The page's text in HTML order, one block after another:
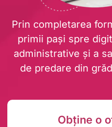
Prin completarea
primii pași spre
administrative și a
de predare din
Obține o